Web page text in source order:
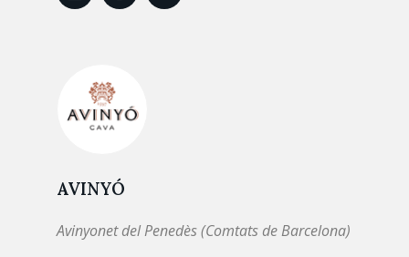
AVINYÓ
Avinyonet del Penedès (Comtats de Barcelona)